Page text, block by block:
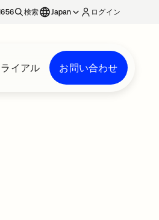
検索 Japan ログイン
イアル お問い合わせ